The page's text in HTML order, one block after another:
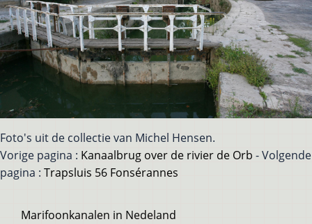
Foto's uit de collectie van Michel Hensen.
Vorige pagina : Kanaalbrug over de rivier de Orb - Volgende
pagina : Trapsluis 56 Fonsérannes
Voet
Marifoonkanalen in Nedeland